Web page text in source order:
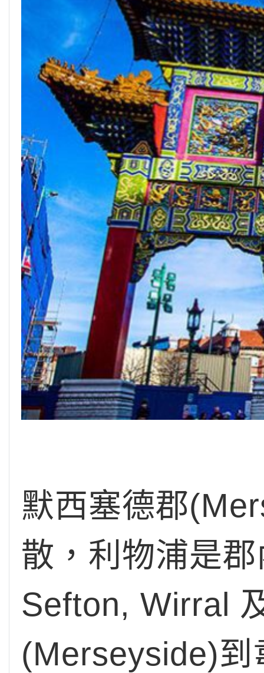
默西塞德郡
散，利物浦是
Sefton, Wirral
(Merseyside)